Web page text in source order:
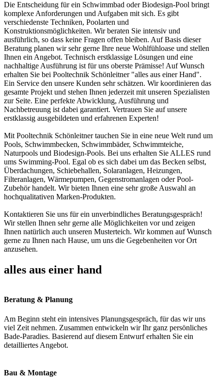
Die Entscheidung für ein Schwimmbad oder Biodesign-Pool bringt
komplexe Anforderungen und Aufgaben mit sich. Es gibt
verschiedenste Techniken, Poolarten und
Konstruktionsmöglichkeiten. Wir beraten Sie intensiv und
ausführlich, so dass keine Fragen offen bleiben. Auf Basis dieser
Beratung planen wir sehr gerne Ihre neue Wohlfühloase und stellen
Ihnen ein Angebot. Technisch erstklassige Lösungen und eine
nachhaltige Ausführung ist für uns oberste Prämisse! Auf Wunsch
erhalten Sie bei Pooltechnik Schönleitner "alles aus einer Hand".
Ein Service den unsere Kunden sehr schätzen. Wir koordinieren das
gesamte Projekt und stehen Ihnen jederzeit mit unseren Spezialisten
zur Seite. Eine perfekte Abwicklung, Ausführung und
Nachbetreuung ist dabei garantiert. Vertrauen Sie auf unsere
erstklassig ausgebildeten und erfahrenen Experten!
Mit Pooltechnik Schönleitner tauchen Sie in eine neue Welt rund um
Pools, Schwimmbecken, Schwimmbäder, Schwimmteiche,
Naturpools und Biodesign-Pools. Bei uns erhalten Sie ALLES rund
ums Swimming-Pool. Egal ob es sich dabei um das Becken selbst,
Überdachungen, Schiebehallen, Solaranlagen, Heizungen,
Filteranlagen, Wärmepumpen, Gegenstromanlagen oder Pool-
Zubehör handelt. Wir bieten Ihnen eine sehr große Auswahl an
hochqualitativen Marken-Produkten.
Kontaktieren Sie uns für ein unverbindliches Beratungsgespräch!
Wir stellen Ihnen sehr gerne alle Möglichkeiten vor und zeigen
Ihnen natürlich auch unseren Musterteich. Wir kommen auf Wunsch
gerne zu Ihnen nach Hause, um uns die Gegebenheiten vor Ort
anzusehen.
alles aus einer hand
Beratung & Planung
Am Beginn steht ein intensives Planungsgespräch, für das wir uns
viel Zeit nehmen. Zusammen entwickeln wir Ihr ganz persönliches
Bade-Paradies. Basierend auf diesem Entwurf erhalten Sie ein
detailliertes Angebot.
Bau & Montage